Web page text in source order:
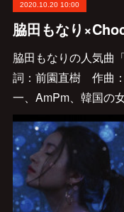
2020.10.20 10:00
脇田もなりの人気曲
詞：前園直樹 作曲
一、AmPm、韓国の